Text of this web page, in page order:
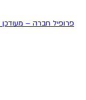
פרופיל חברה – מעודכן 09.2025